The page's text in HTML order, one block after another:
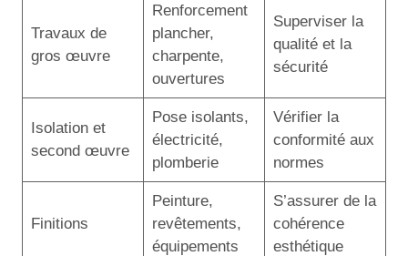
Travaux de
gros œuvre
Renforcement
plancher,
charpente,
ouvertures
Superviser la
qualité et la
sécurité
Isolation et
second œuvre
Pose isolants,
électricité,
plomberie
Vérifier la
conformité aux
normes
Finitions
Peinture,
revêtements,
équipements
S’assurer de la
cohérence
esthétique